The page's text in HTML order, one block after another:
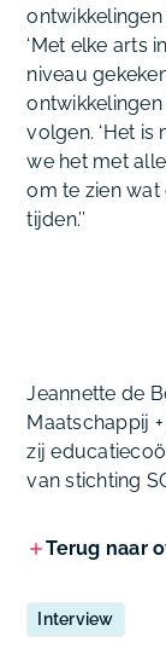
‘Met elke arts
niveau
volgen. ‘Het
we het met
om te zien
tijden.’’
Jeannette de
Maatschappij
zij
van stichting
Terug naar
Interview